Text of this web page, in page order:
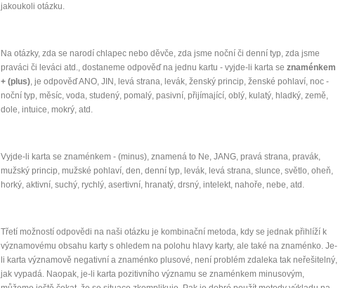
jakoukoli otázku.
Na otázky, zda se narodí chlapec nebo děvče, zda jsme noční či denní typ, zda jsme
praváci či leváci atd., dostaneme odpověď na jednu kartu - vyjde-li karta se znaménkem
+ (plus), je odpověď ANO, JIN, levá strana, levák, ženský princip, ženské pohlaví, noc -
noční typ, měsíc, voda, studený, pomalý, pasivní, přijímající, oblý, kulatý, hladký, země,
dole, intuice, mokrý, atd.
Vyjde-li karta se znaménkem - (minus), znamená to Ne, JANG, pravá strana, pravák,
mužský princip, mužské pohlaví, den, denní typ, levák, levá strana, slunce, světlo, oheň,
horký, aktivní, suchý, rychlý, asertivní, hranatý, drsný, intelekt, nahoře, nebe, atd.
Třetí možností odpovědi na naši otázku je kombinační metoda, kdy se jednak přihlíží k
významovému obsahu karty s ohledem na polohu hlavy karty, ale také na znaménko. Je-
li karta významově negativní a znaménko plusové, není problém zdaleka tak neřešitelný,
jak vypadá. Naopak, je-li karta pozitivního významu se znaménkem minusovým,